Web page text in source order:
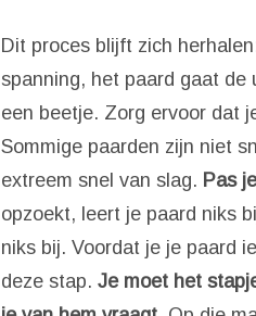
Dit proces blijft zich
spanning, het paard gaat de
een beetje. Zorg ervoor dat
Sommige paarden zijn niet
extreem snel van slag. Pas
opzoekt, leert je paard niks
niks bij. Voordat je je paard
deze stap. Je moet het